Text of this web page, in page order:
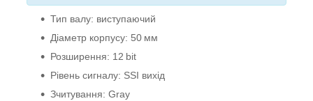
Тип валу: виступаючий
Діаметр корпусу: 50 мм
Розширення: 12 bit
Рівень сигналу: SSI вихід
Зчитування: Gray